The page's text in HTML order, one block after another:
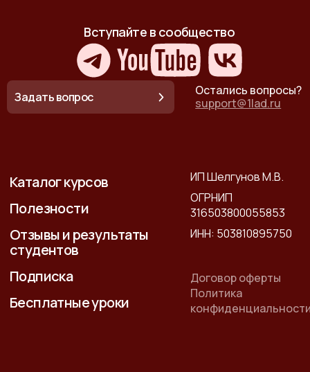
Вступайте в сообщество
Остались вопросы?
support@1lad.ru
Задать вопрос
Каталог курсов
Полезности
Отзывы и результаты
студентов
Подписка
Бесплатные уроки
ИП Шелгунов М.В.
ОГРНИП
316503800055853
ИНН: 503810895750
Договор оферты
Политика